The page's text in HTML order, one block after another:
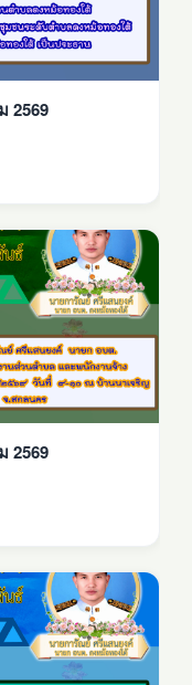
2569
ประจำสัปดาห์ ฉบับที่ 3 เดือน มีนาคม 2569